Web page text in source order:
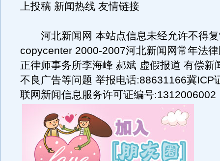
上投稿 新闻热线 友情链接
河北新闻网 本站点信息未经允许不得复
copycenter 2000-2007河北新闻网常年法
正律师事务所李海峰 郝斌 虚假报道 有偿新
不良广告等问题 举报电话:88631166冀ICP
联网新闻信息服务许可证编号:1312006002